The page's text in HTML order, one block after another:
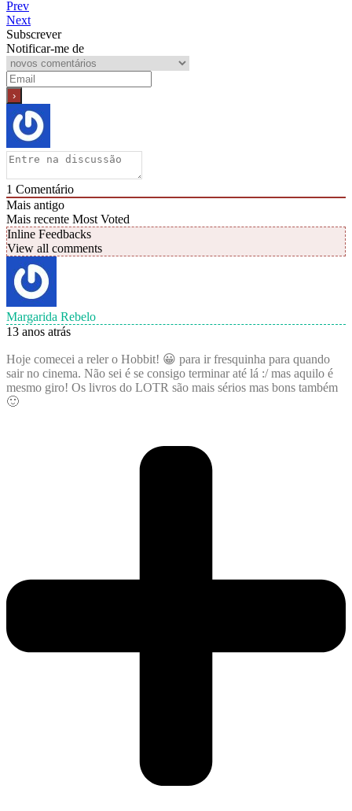
Prev
Next
Subscrever
Notificar-me de
1 Comentário
Mais antigo
Mais recente Most Voted
Inline Feedbacks
View all comments
Margarida Rebelo
13 anos atrás
Hoje comecei a reler o Hobbit! 😀 para ir fresquinha para quando
sair no cinema. Não sei é se consigo terminar até lá :/ mas aquilo é
mesmo giro! Os livros do LOTR são mais sérios mas bons também
🙂